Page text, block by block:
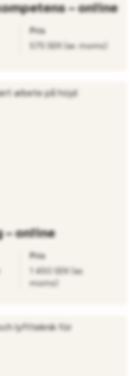
– online
Pris
575 SEK (ex. moms)
online
Pris
1 450 SEK (ex.
moms)